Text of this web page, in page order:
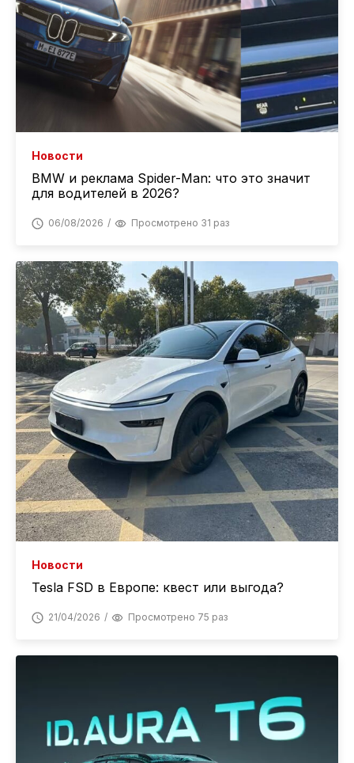
Новости
BMW и реклама Spider-Man: что это значит
для водителей в 2026?
06/08/2026 Просмотрено 31 раз
Новости
Tesla FSD в Европе: квест или выгода?
21/04/2026 Просмотрено 75 раз